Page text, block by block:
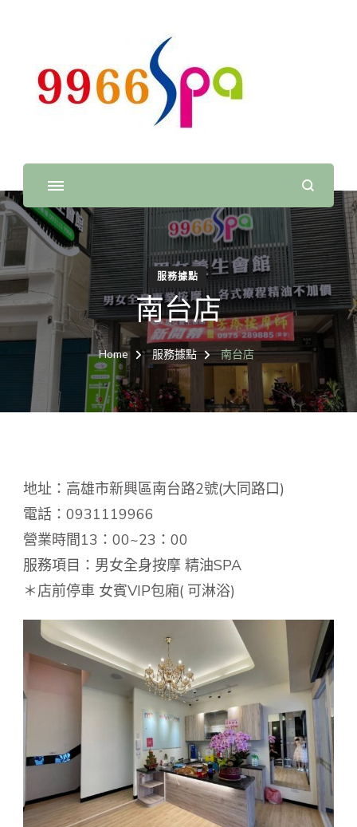
9966 SPA 經典足體養
生館
9966 SPA 經典足體養生館，高雄泰式按摩，高雄指油
壓，腳底按摩，高雄指壓推拿，高雄spa，正統泰式按
摩，泰式純按摩，純指油壓，高雄泡腳養生館，按摩養生
館.
服務據點
南台店
Home 服務據點 南台店
地址：高雄市新興區南台路2號(大同路口)
電話：0931119966
營業時間13：00~23：00
服務項目：男女全身按摩 精油SPA
＊店前停車 女賓VIP包廂( 可淋浴)